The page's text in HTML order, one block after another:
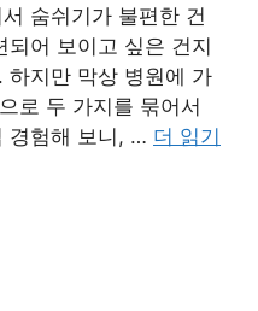
숨쉬기가 불편한 건
어 보이고 싶은 건지
하지만 막상 병원에 가
로 두 가지를 묶어서
경험해 보니, … 더 읽기